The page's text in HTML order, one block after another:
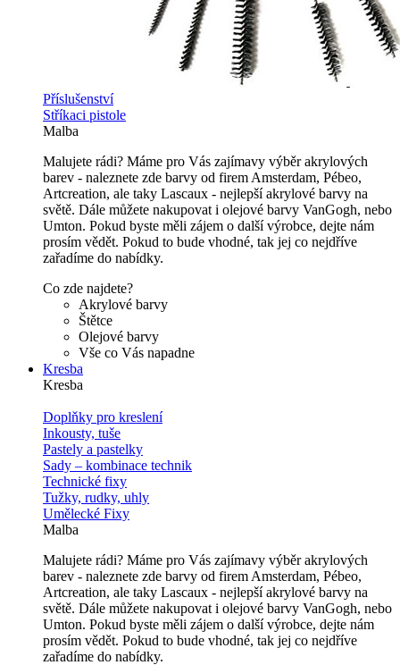
Příslušenství
Stříkaci pistole
Malba
Malujete rádi? Máme pro Vás zajímavy výběr akrylových
barev - naleznete zde barvy od firem Amsterdam, Pébeo,
Artcreation, ale taky Lascaux - nejlepší akrylové barvy na
světě. Dále můžete nakupovat i olejové barvy VanGogh, nebo
Umton. Pokud byste měli zájem o další výrobce, dejte nám
prosím vědět. Pokud to bude vhodné, tak jej co nejdříve
zařadíme do nabídky.
Co zde najdete?
Akrylové barvy
Štětce
Olejové barvy
Vše co Vás napadne
Kresba
Kresba
Doplňky pro kreslení
Inkousty, tuše
Pastely a pastelky
Sady – kombinace technik
Technické fixy
Tužky, rudky, uhly
Umělecké Fixy
Malba
Malujete rádi? Máme pro Vás zajímavy výběr akrylových
barev - naleznete zde barvy od firem Amsterdam, Pébeo,
Artcreation, ale taky Lascaux - nejlepší akrylové barvy na
světě. Dále můžete nakupovat i olejové barvy VanGogh, nebo
Umton. Pokud byste měli zájem o další výrobce, dejte nám
prosím vědět. Pokud to bude vhodné, tak jej co nejdříve
zařadíme do nabídky.